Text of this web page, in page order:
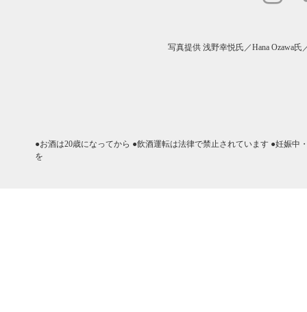
写真提供 浅野幸悦氏 ／Hana Ozawa氏
●お酒は20歳になってから ●飲酒運転は法律で禁止されています ●妊娠
を